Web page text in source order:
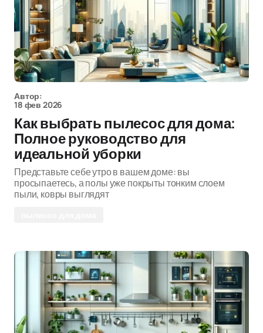
Автор:
18 фев 2026
Как выбрать пылесос для дома:
Полное руководство для
идеальной уборки
Представьте себе утро в вашем доме: вы
просыпаетесь, а полы уже покрыты тонким слоем
пыли, ковры выглядят